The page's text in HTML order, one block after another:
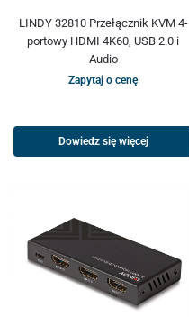
LINDY 32810 Przełącznik KVM 4-
portowy HDMI 4K60, USB 2.0 i
Audio
Zapytaj o cenę
Dowiedz się więcej